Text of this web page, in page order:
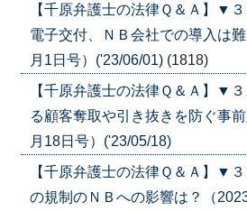
【千原弁護士の法律Ｑ＆Ａ】
電子交付、ＮＢ会社での導入は
月1日号）('23/06/01) (1818)
【千原弁護士の法律Ｑ＆Ａ】▼
る顧客奪取や引き抜きを防ぐ事
月18日号）('23/05/18)
【千原弁護士の法律Ｑ＆Ａ】
の規制のＮＢへの影響は？（